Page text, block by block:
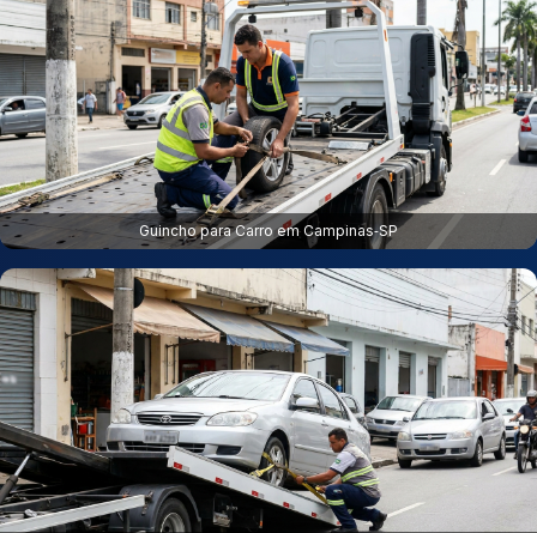
Guincho para Carro em Campinas‑SP